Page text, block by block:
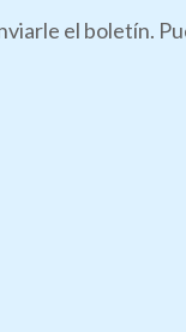
el boletín.